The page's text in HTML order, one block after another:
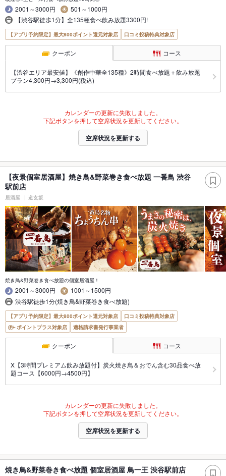
2001～3000円
501～1000円
【渋谷駅徒歩1分】全135種食べ飲み放題3300円!
【アプリ予約限定】最大800ポイント還元対象店 口コミ投稿特典対象店
クーポン コース
【渋谷エリア最安値】《創作中華全135種》2時間食べ放題＋飲み放題
プラン4,300円→3,300円(税込)
カレンダーの更新に失敗しました。
下記ボタンを押して空席状況を更新してください。
空席状況を更新する
【夜景個室居酒屋】焼き鳥&野菜巻き食べ放題 一番鳥 渋谷
駅前店
居酒屋 道玄坂
焼き鳥&野菜巻き食べ放題の個室居酒屋！
2001～3000円
1001～1500円
渋谷駅徒歩1分(焼き鳥&野菜巻き食べ放題)
【アプリ予約限定】最大800ポイント還元対象店
口コミ投稿特典対象店
ポイントプラス対象店
適格請求書発行事業者
クーポン コース
X【3時間プレミアム飲み放題付】炭火焼き鳥＆おでん含む30品食べ放
題コース【6000円→4500円】
カレンダーの更新に失敗しました。
下記ボタンを押して空席状況を更新してください。
空席状況を更新する
焼き鳥&野菜巻き食べ放題 個室居酒屋 鳥一王 渋谷駅前店